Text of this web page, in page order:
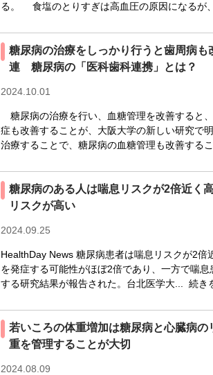
る。 食塩のとりすぎは高血圧の原因になるが
糖尿病の治療をしっかり行うと歯周病
連 糖尿病の「医科歯科連携」とは？
2024.10.01
糖尿病の治療を行い、血糖管理を改善すると
症も改善することが、大阪大学の新しい研究
治療することで、糖尿病の血糖管理も改善する
糖尿病のある人は喘息リスクが2倍近
リスクが高い
2024.09.25
HealthDay News 糖尿病患者は喘息リスクが2
を発症する可能性がほぼ2倍であり、一方で喘
する研究結果が報告された。台北医学大... 続き
若いころの体重増加は糖尿病と心臓病
重を管理することが大切
2024.08.09